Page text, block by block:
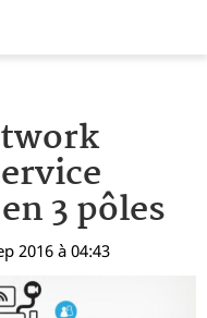
3 pôles
2016 à 04:43